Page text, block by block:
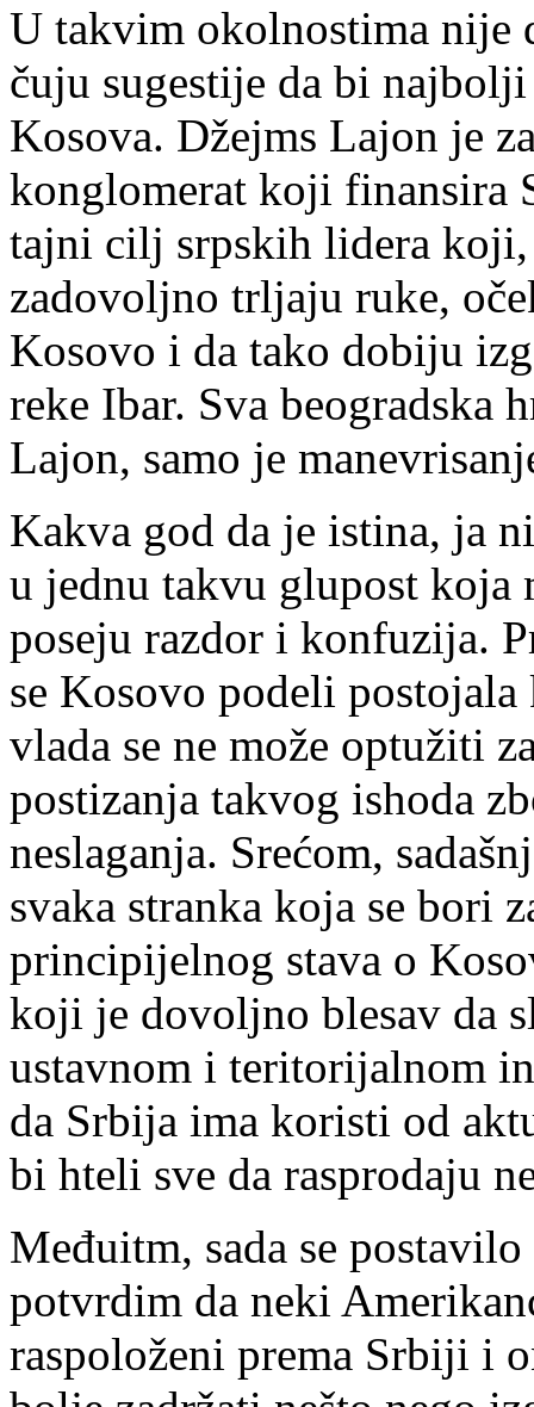
U takvim okolnostima nije
čuju sugestije da bi
Kosova. Džejms Lajon je
konglomerat koji finansira
tajni cilj srpskih lidera
zadovoljno trljaju ruke,
Kosovo i da tako dobiju
reke Ibar. Sva beogradska
Lajon, samo je
Kakva god da je istina, ja
u jednu takvu glupost koja
poseju razdor i konfuzija.
se Kosovo podeli
vlada se ne može optužiti
postizanja takvog ishoda
neslaganja. Srećom,
svaka stranka koja se bori
principijelnog stava o
koji je dovoljno blesav da
ustavnom i teritorijalnom
da Srbija ima koristi od
bi hteli sve da rasprodaju
Međuitm, sada se
potvrdim da neki
raspoloženi prema Srbiji i